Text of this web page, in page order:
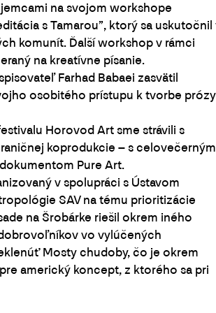
na svojom workshope
s Tamarou”, ktorý sa uskutočnil
komunít. Ďalší workshop v rámci
na kreatívne písanie.
Farhad Babaei zasvätil
osobitého prístupu k tvorbe prózy
Horovod Art sme strávili s
koprodukcie – s celovečerným
Pure Art.
v spolupráci s Ústavom
SAV na tému prioritizácie
na Šrobárke riešil okrem iného
vo vylúčených
Mosty chudoby, čo je okrem
americký koncept, z ktorého sa pri